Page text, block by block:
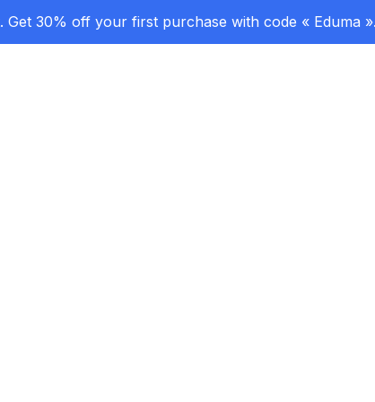
Get 30% off your first purchase with code « Eduma ».